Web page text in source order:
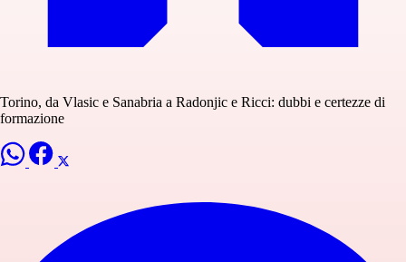
Torino, da Vlasic e Sanabria a Radonjic e Ricci: dubbi e certezze di
formazione